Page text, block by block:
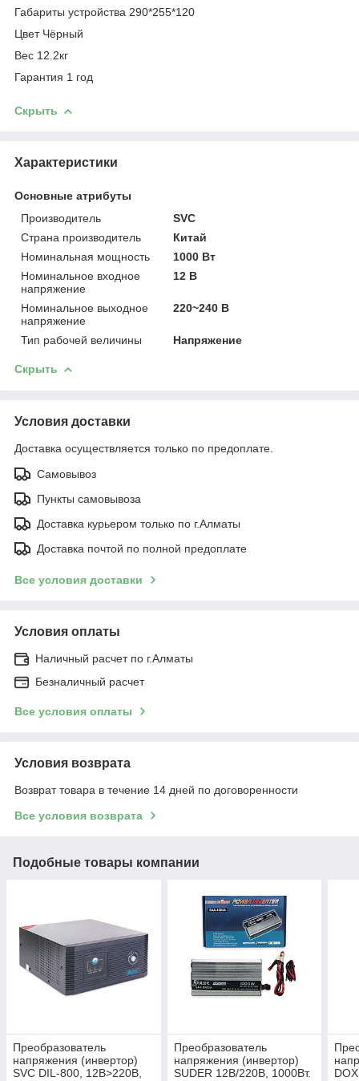
Габариты устройства 290*255*120
Цвет Чёрный
Вес 12.2кг
Гарантия 1 год
Скрыть
Характеристики
Основные атрибуты
Производитель
SVC
Страна производитель
Китай
Номинальная мощность
1000 Вт
Номинальное входное
напряжение
12 В
Номинальное выходное
напряжение
220~240 В
Тип рабочей величины Напряжение
Скрыть
Условия доставки
Доставка осуществляется только по предоплате.
Самовывоз
Пункты самовывоза
Доставка курьером только по г.Алматы
Доставка почтой по полной предоплате
Все условия доставки
Условия оплаты
Наличный расчет по г.Алматы
Безналичный расчет
Все условия оплаты
Условия возврата
Возврат товара в течение 14 дней по договоренности
Все условия возврата
Подобные товары компании
Преобразователь
напряжения (инвертор)
SVC DIL-800, 12В>220В,
Преобразователь
напряжения (инвертор)
SUDER 12В/220В, 1000Вт.